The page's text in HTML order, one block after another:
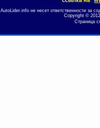
AutoLider.info не несет ответственности за
Copyright ©
Страница